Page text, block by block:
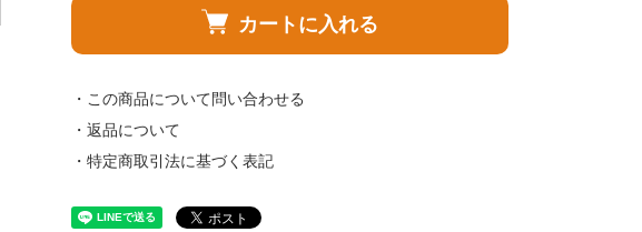
カートに入れる
・この商品について問い合わせる
・返品について
・特定商取引法に基づく表記